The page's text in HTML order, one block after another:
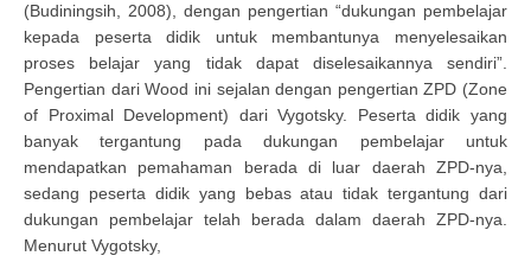
(Budiningsih, 2008), dengan pengertian “dukungan pembelajar
kepada peserta didik untuk membantunya menyelesaikan
proses belajar yang tidak dapat diselesaikannya sendiri”.
Pengertian dari Wood ini sejalan dengan pengertian ZPD (Zone
of Proximal Development) dari Vygotsky. Peserta didik yang
banyak tergantung pada dukungan pembelajar untuk
mendapatkan pemahaman berada di luar daerah ZPD-nya,
sedang peserta didik yang bebas atau tidak tergantung dari
dukungan pembelajar telah berada dalam daerah ZPD-nya.
Menurut Vygotsky,